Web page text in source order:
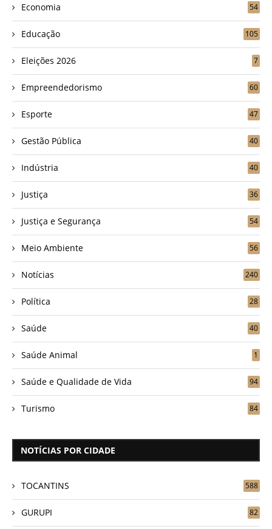
Economia 54
Educação 105
Eleições 2026 7
Empreendedorismo 60
Esporte 47
Gestão Pública 40
Indústria 40
Justiça 36
Justiça e Segurança 54
Meio Ambiente 56
Notícias 240
Política 28
Saúde 40
Saúde Animal 1
Saúde e Qualidade de Vida 94
Turismo 84
NOTÍCIAS POR CIDADE
TOCANTINS 588
GURUPI 82